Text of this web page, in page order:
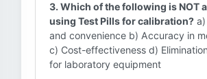
3. Which of the following is NOT
using Test Pills for calibration?
and convenience b) Accuracy in
c) Cost-effectiveness d)
for laboratory equipment